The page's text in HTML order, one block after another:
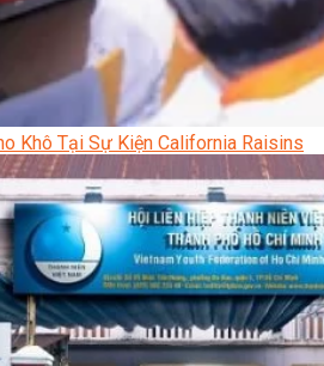
Khô Tại Sự Kiện California Raisins